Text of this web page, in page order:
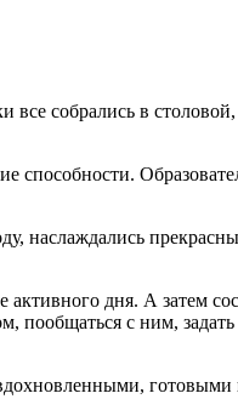
все собрались в
способности.
наслаждались
дня. А затем
пообщаться с ним,